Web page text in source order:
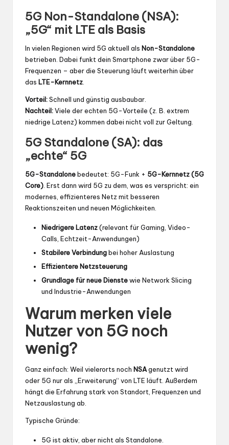
5G Non-Standalone (NSA):
„5G“ mit LTE als Basis
In vielen Regionen wird 5G aktuell als Non-Standalone
betrieben. Dabei funkt dein Smartphone zwar über 5G-
Frequenzen – aber die Steuerung läuft weiterhin über
das LTE-Kernnetz
Vorteil:Schnell und günstig ausbaubar.
Nachteil:Viele der echten 5G-Vorteile (z. B. extrem
niedrige Latenz) kommen dabei nicht voll zur Geltung.
5G Standalone (SA): das
„echte“ 5G
5G-Standalonebedeutet: 5G-Funk + 5G-Kernnetz (5G
Core) . Erst dann wird 5G zu dem, was es verspricht: ein
modernes, effizienteres Netz mit besseren
Reaktionszeiten und neuen Möglichkeiten.
Niedrigere Latenz(relevant für Gaming, Video-
Calls, Echtzeit-Anwendungen)
Stabilere Verbindungbei hoher Auslastung
Effizientere Netzsteuerung
Grundlage für neue Dienstewie Network Slicing
und Industrie-Anwendungen
Warum merken viele
Nutzer von 5G noch
wenig?
Ganz einfach: Weil vielerorts noch NSAgenutzt wird
oder 5G nur als „Erweiterung“ von LTE läuft. Außerdem
hängt die Erfahrung stark von Standort, Frequenzen und
Netzauslastung ab.
Typische Gründe:
5G ist aktiv, aber nicht als Standalone.